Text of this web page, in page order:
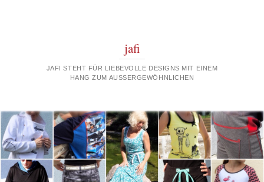
jafi
JAFI STEHT FÜR LIEBEVOLLE DESIGNS MIT EINEM
HANG ZUM AUSSERGEWÖHNLICHEN